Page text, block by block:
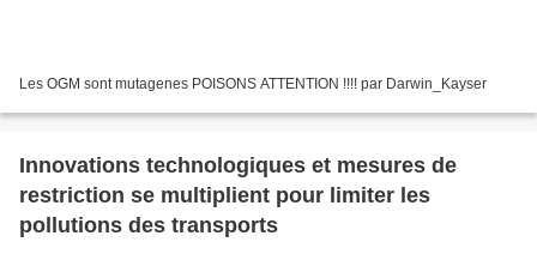
Les OGM sont mutagenes POISONS ATTENTION !!!! par Darwin_Kayser
Innovations technologiques et mesures de
restriction se multiplient pour limiter les
pollutions des transports